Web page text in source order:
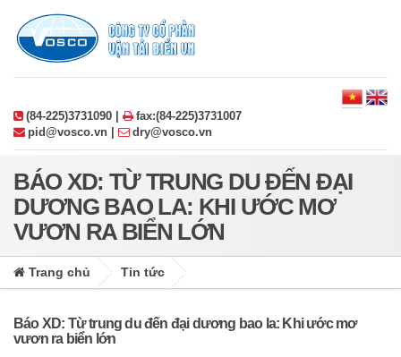
(84-225)3731090 |
fax:(84-225)3731007
pid@vosco.vn |
dry@vosco.vn
BÁO XD: TỪ TRUNG DU ĐẾN ĐẠI
DƯƠNG BAO LA: KHI ƯỚC MƠ
VƯƠN RA BIỂN LỚN
Trang chủ Tin tức
Báo XD: Từ trung du đến đại dương bao la: Khi ước mơ
vươn ra biển lớn